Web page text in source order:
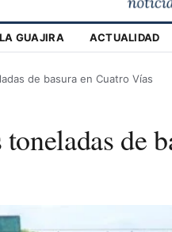
LA GUAJIRA ACTUALIDAD
de basura en Cuatro Vías
de